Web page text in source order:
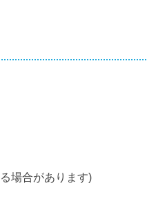
場合があります)